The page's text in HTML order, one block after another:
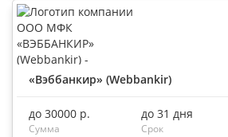
«Вэббанкир» (Webbankir)
до 30000 р.
Сумма
до 31 дня
Срок